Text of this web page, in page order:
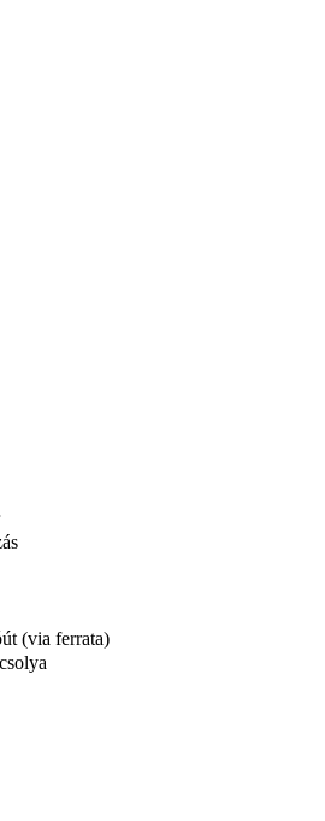
(via ferrata)